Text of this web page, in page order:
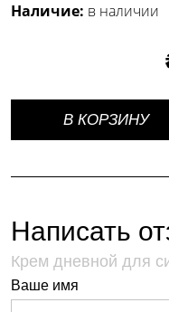
Наличие: в наличии
В КОРЗИНУ
Написать
Крем дневной для
Ваше имя